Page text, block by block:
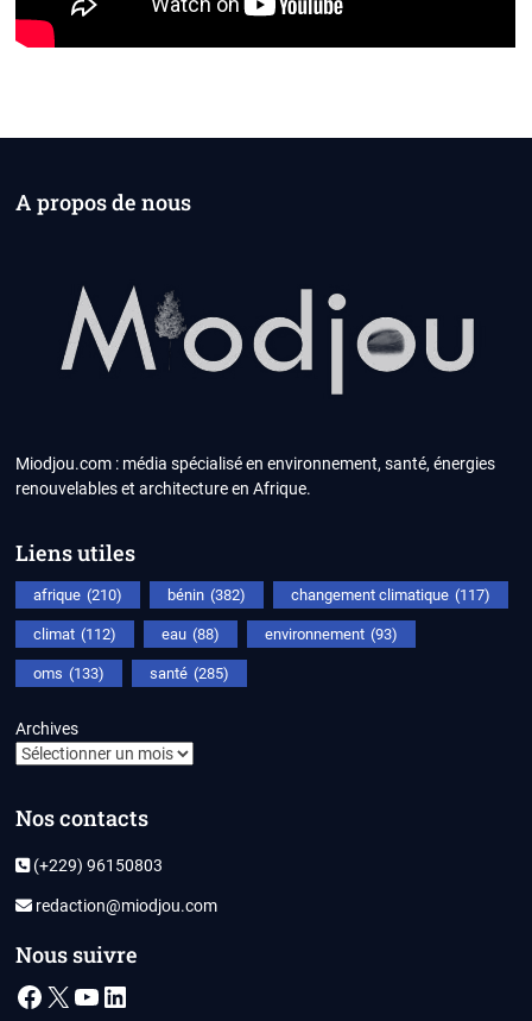
A propos de nous
Miodjou.com : média spécialisé en environnement, santé, énergies
renouvelables et architecture en Afrique.
Liens utiles
afrique (210) bénin (382) changement climatique (117)
climat (112) eau (88) environnement (93)
oms (133) santé (285)
Archives
Nos contacts
(+229) 96150803
redaction@miodjou.com
Nous suivre
Facebook
X YouTube
LinkedIn